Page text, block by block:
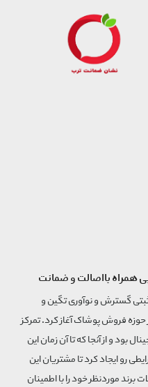
همراه بااصالت و ضمانت
از سال 1395 با نام ثبتی گسترش و نوآوری تگین و
خود را در حوزه فروش پوشاک آغاز کرد. تمرکز
بود و از آنجا که تا آن زمان این
رو ایجاد کرد تا مشتریان این
برند مورد‌نظر خود را با اطمینان